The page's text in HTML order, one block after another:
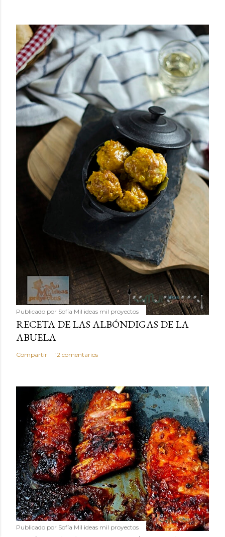
Publicado por Sofía Mil ideas mil proyectos
RECETA DE LAS ALBÓNDIGAS DE LA
ABUELA
Compartir 12 comentarios
Publicado por Sofía Mil ideas mil proyectos